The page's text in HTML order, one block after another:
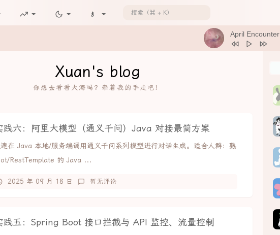
April Encounter
Xuan's blog
你想去看看大海吗？牵着我的手走吧！
践六：阿里大模型（通义千问）Java 对接最简方案
在 Java 本地/服务端调用通义千问系列模型进行对话生成。适合人群：熟
RestTemplate 的 Java ...
2025 年 09 月 18 日 暂无评论
践五：Spring Boot 接口拦截与 API 监控、流量控制